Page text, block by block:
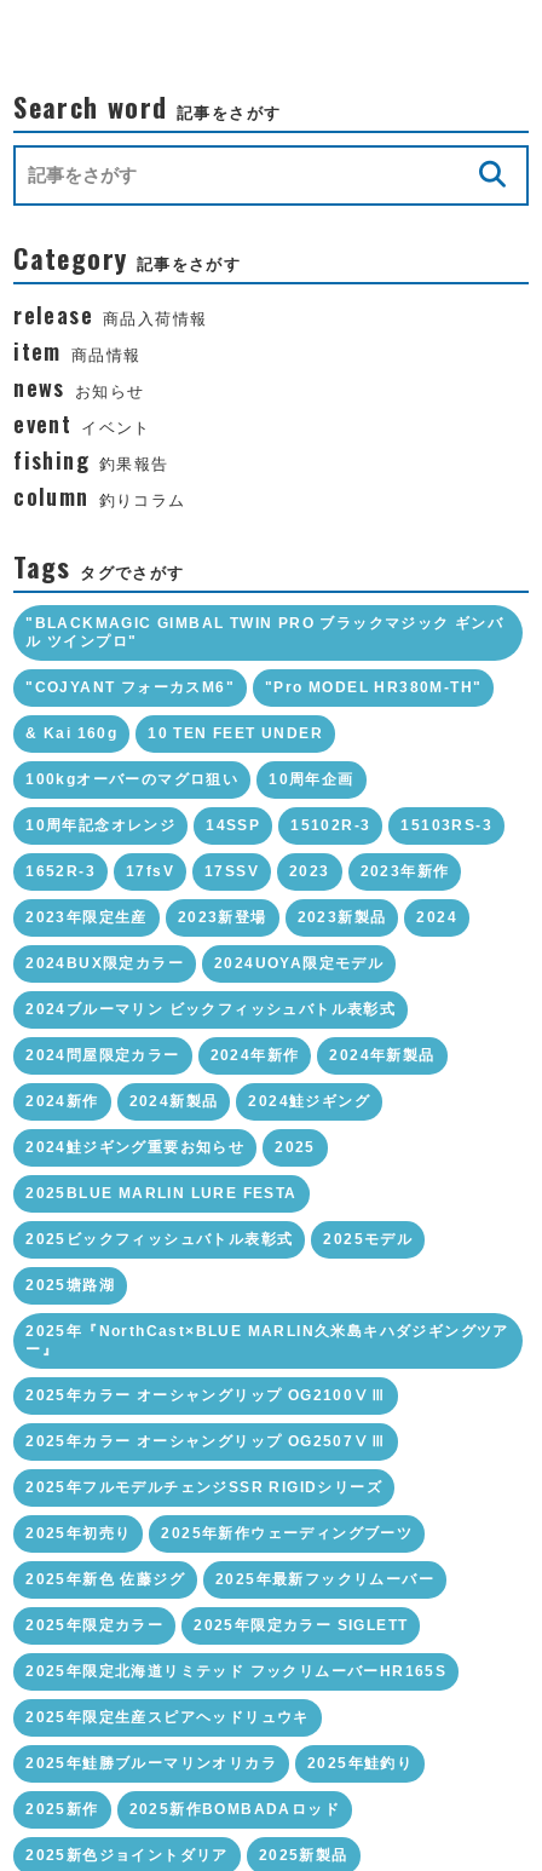
Search word 記事をさがす
Category 記事をさがす
release 商品入荷情報
item 商品情報
news お知らせ
event イベント
fishing 釣果報告
column 釣りコラム
Tags タグでさがす
"BLACKMAGIC GIMBAL TWIN PRO ブラックマジック ギンバ
ル ツインプロ"
"COJYANT フォーカスM6" "Pro MODEL HR380M-TH"
& Kai 160g 10 TEN FEET UNDER
100kgオーバーのマグロ狙い 10周年企画
10周年記念オレンジ 14SSP 15102R-3 15103RS-3
1652R-3 17fsV 17SSV 2023 2023年新作
2023年限定生産 2023新登場 2023新製品 2024
2024BUX限定カラー 2024UOYA限定モデル
2024ブルーマリン ビックフィッシュバトル表彰式
2024問屋限定カラー 2024年新作 2024年新製品
2024新作 2024新製品 2024鮭ジギング
2024鮭ジギング重要お知らせ 2025
2025BLUE MARLIN LURE FESTA
2025ビックフィッシュバトル表彰式 2025モデル
2025塘路湖
2025年『NorthCast×BLUE MARLIN久米島キハダジギングツア
ー』
2025年カラー オーシャングリップ OG2100ⅤⅢ
2025年カラー オーシャングリップ OG2507ⅤⅢ
2025年フルモデルチェンジSSR RIGIDシリーズ
2025年初売り 2025年新作ウェーディングブーツ
2025年新色 佐藤ジグ 2025年最新フックリムーバー
2025年限定カラー 2025年限定カラー SIGLETT
2025年限定北海道リミテッド フックリムーバーHR165S
2025年限定生産スピアヘッドリュウキ
2025年鮭勝ブルーマリンオリカラ 2025年鮭釣り
2025新作 2025新作BOMBADAロッド
2025新色ジョイントダリア 2025新製品